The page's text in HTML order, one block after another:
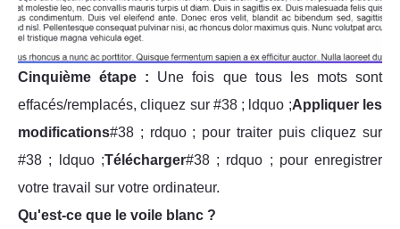
Cinquième étape : Une fois que tous les mots sont
effacés/remplacés, cliquez sur #38 ; ldquo ;Appliquer les
modifications#38 ; rdquo ; pour traiter puis cliquez sur
#38 ; ldquo ;Télécharger#38 ; rdquo ; pour enregistrer
votre travail sur votre ordinateur.
Qu'est-ce que le voile blanc ?